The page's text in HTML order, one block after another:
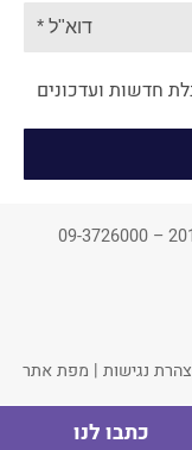
חדשות ועדכונים
כל הזכויות שמורות © טוגדר חדשנות עסקית 2018 – 09-3726000
נגישות | מפת אתר
כתבו לנו